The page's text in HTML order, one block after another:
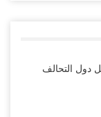
دول التحالف